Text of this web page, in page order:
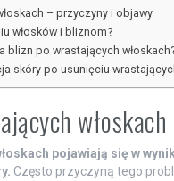
– przyczyny i objawy
włosków i bliznom?
blizn po wrastających
skóry po usunięciu
pojawiają się w
Często przyczyną tego